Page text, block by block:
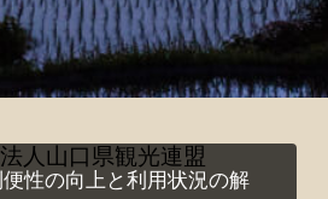
人山口県観光連盟
性の向上と利用状況の解